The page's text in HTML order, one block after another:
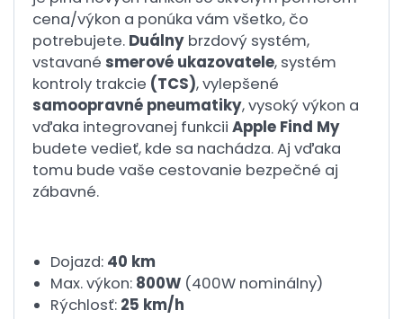
cena/výkon a ponúka vám všetko, čo
potrebujete. Duálny brzdový systém,
vstavané smerové ukazovatele, systém
kontroly trakcie (TCS), vylepšené
samoopravné pneumatiky, vysoký výkon a
vďaka integrovanej funkcii Apple Find My
budete vedieť, kde sa nachádza. Aj vďaka
tomu bude vaše cestovanie bezpečné aj
zábavné.
Dojazd: 40 km
Max. výkon: 800W (400W nominálny)
Rýchlosť: 25 km/h